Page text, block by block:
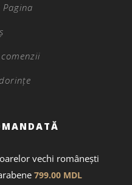
Pagina
vechi românești
799.00 MDL